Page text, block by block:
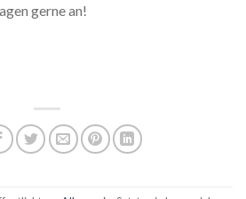
gerne an!